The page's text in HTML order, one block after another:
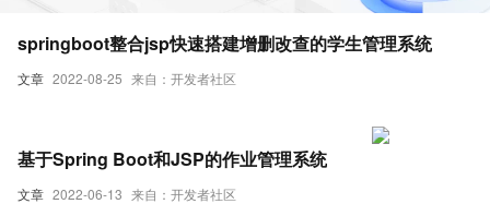
文章 2022-08-25 来自：开发者社区
springboot整合jsp快速搭建增删改查的学生管理系统
文章 2022-06-13 来自：开发者社区
基于Spring Boot和JSP的作业管理系统